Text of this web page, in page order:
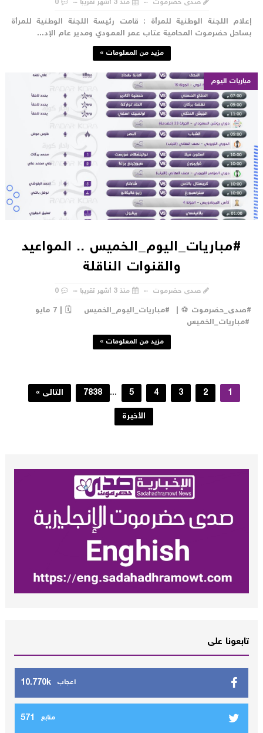
صدى حضرموت منذ 3 أشهر تقريبا 0
اللجنة الوطنية للمرأة : قامت رئيسة اللجنة الوطنية للمرأة
حضرموت المحامية عتاب عمر العمودي ومدير عام الإد...
مزيد من المعلومات »
مباريات اليوم
#مباريات_اليوم_الخميس .. المواعيد
والقنوات الناقلة
صدى حضرموت منذ 3 أشهر تقريبا 0
#صدى_حضرموت ⚽️ | #مباريات_اليوم_الخميس 🗓 | 7 مايو
مزيد من المعلومات »
7838
التالى »
الأخيرة
تابعونا على
10.770k اعجاب
571 متابع